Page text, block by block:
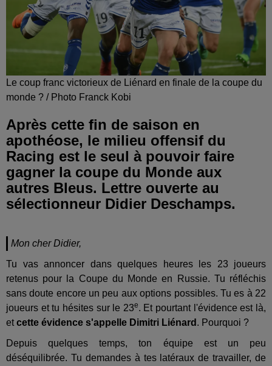
Le coup franc victorieux de Liénard en finale de la coupe du
monde ? / Photo Franck Kobi
Après cette fin de saison en
apothéose, le milieu offensif du
Racing est le seul à pouvoir faire
gagner la coupe du Monde aux
autres Bleus. Lettre ouverte au
sélectionneur Didier Deschamps.
Mon cher Didier,
Tu vas annoncer dans quelques heures les 23 joueurs
retenus pour la Coupe du Monde en Russie. Tu réfléchis
sans doute encore un peu aux options possibles. Tu es à 22
joueurs et tu hésites sur le 23e. Et pourtant l'évidence est là,
etcette évidence s'appelle Dimitri Liénard . Pourquoi ?
Depuis quelques temps, ton équipe est un peu
déséquilibrée. Tu demandes à tes latéraux de travailler, de